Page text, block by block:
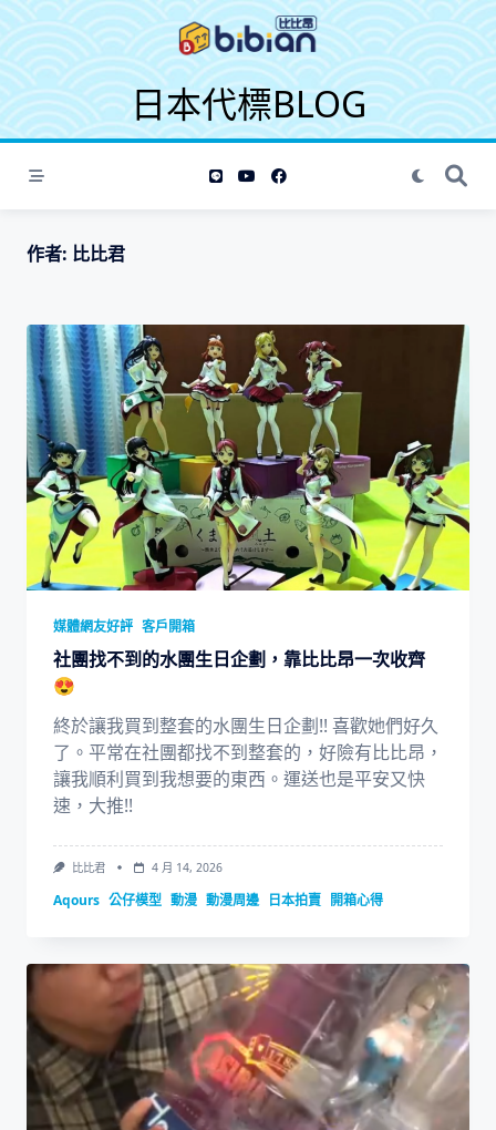
S
k
p
o
日本代標BLOG
作者: 比比君
媒體網友好評 客戶開箱
社團找不到的水團生日企劃，靠比比昂一次收齊
😍
終於讓我買到整套的水團生日企劃!! 喜歡她們好久
了。平常在社團都找不到整套的，好險有比比昂，
讓我順利買到我想要的東西。運送也是平安又快
速，大推!!
比比君 4 月 14, 2026
Aqours 公仔模型 動漫 動漫周邊 日本拍賣 開箱心得